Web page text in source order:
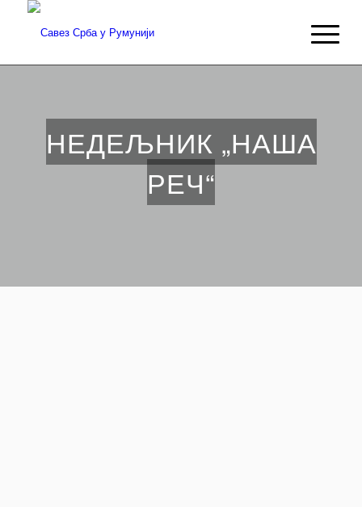
НЕДЕЉНИК „НАША
РЕЧ“